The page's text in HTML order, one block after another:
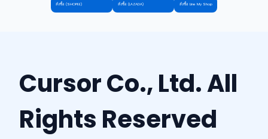
สั่งซื้อ (SHOPEE) สั่งซื้อ (LAZADA) สั่งซื้อ Line My Shop
Cursor Co., Ltd. All
Rights Reserved